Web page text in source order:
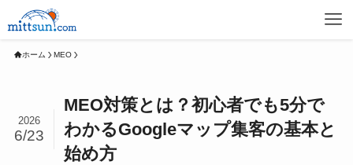
ホーム MEO
MEO対策とは？初心者でも5分で
わかるGoogleマップ集客の基本と
始め方
2026
6/23